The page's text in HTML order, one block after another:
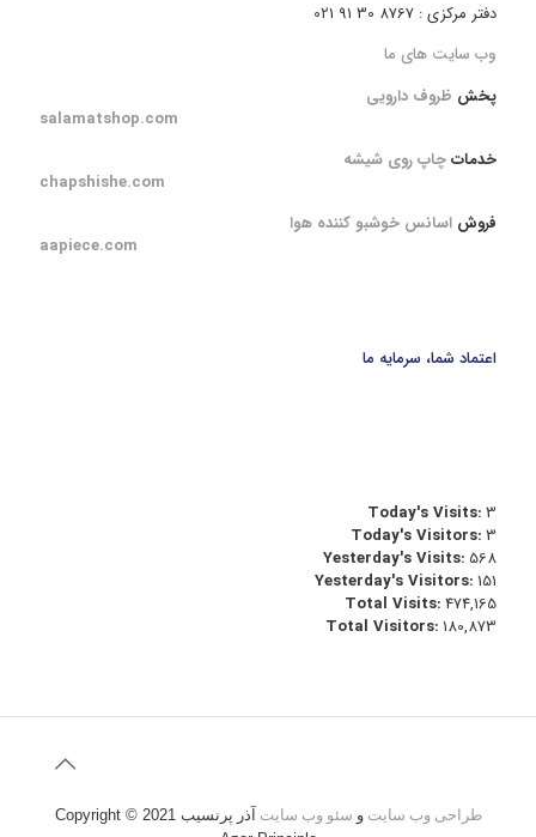
دفتر مرکزی : 8767 30 91 021
وب سایت های ما
پخش ظروف دارویی
salamatshop.com
خدماتچاپ روی شیشه
chapshishe.com
فروش اسانس خوشبو کننده هوا
aapiece.com
اعتماد شما، سرمایه ما
Today's Visits:3
Today's Visitors:3
Yesterday's Visits: 568
Yesterday's Visitors:151
Total Visits:474,165
Total Visitors:180,873
طراحی وب سایت و سئو وب سایت آذر پرنسیب Copyright © 2021